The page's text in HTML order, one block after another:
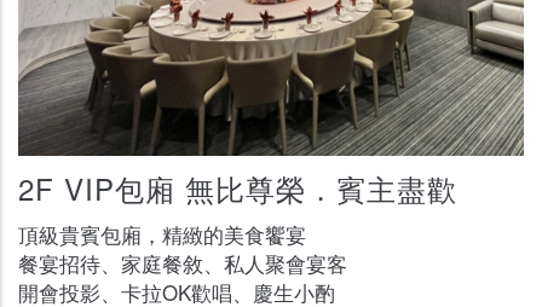
2F VIP包廂 無比尊榮．賓主盡歡
頂級貴賓包廂，精緻的美食饗宴
餐宴招待、家庭餐敘、私人聚會宴客
開會投影、卡拉OK歡唱、慶生小酌